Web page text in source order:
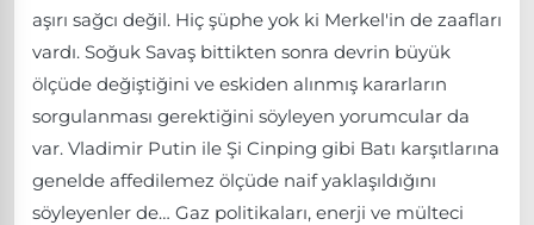
aşırı sağcı değil. Hiç şüphe yok ki Merkel'in de zaafları
vardı. Soğuk Savaş bittikten sonra devrin büyük
ölçüde değiştiğini ve eskiden alınmış kararların
sorgulanması gerektiğini söyleyen yorumcular da
var. Vladimir Putin ile Şi Cinping gibi Batı karşıtlarına
genelde affedilemez ölçüde naif yaklaşıldığını
söyleyenler de… Gaz politikaları, enerji ve mülteci